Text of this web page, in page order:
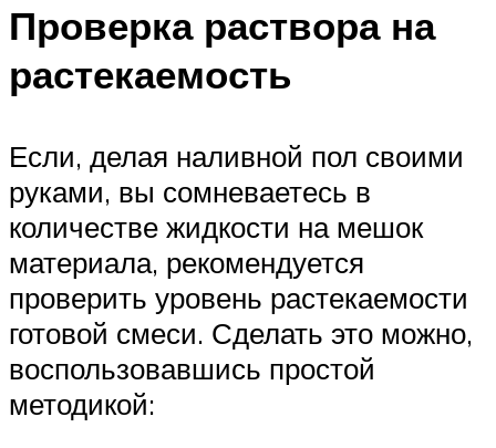
Проверка раствора на
растекаемость
Если, делая наливной пол своими
руками, вы сомневаетесь в
количестве жидкости на мешок
материала, рекомендуется
проверить уровень растекаемости
готовой смеси. Сделать это можно,
воспользовавшись простой
методикой: